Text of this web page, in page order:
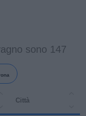
sono 147
Città